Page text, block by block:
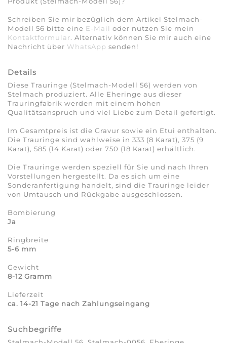
Schreiben Sie mir bezüglich dem Artikel Stelmach-
Modell 56 bitte eine E-Mail oder nutzen Sie mein
Kontaktformular. Alternativ können Sie mir auch eine
Nachricht über WhatsApp senden!
Details
Diese Trauringe (Stelmach-Modell 56) werden von
Stelmach produziert. Alle Eheringe aus dieser
Trauringfabrik werden mit einem hohen
Qualitätsanspruch und viel Liebe zum Detail gefertigt.
Im Gesamtpreis ist die Gravur sowie ein Etui enthalten.
Die Trauringe sind wahlweise in 333 (8 Karat), 375 (9
Karat), 585 (14 Karat) oder 750 (18 Karat) erhältlich.
Die Trauringe werden speziell für Sie und nach Ihren
Vorstellungen hergestellt. Da es sich um eine
Sonderanfertigung handelt, sind die Trauringe leider
von Umtausch und Rückgabe ausgeschlossen.
Bombierung
Ja
Ringbreite
5-6 mm
Gewicht
8-12 Gramm
Lieferzeit
ca. 14-21 Tage nach Zahlungseingang
Suchbegriffe